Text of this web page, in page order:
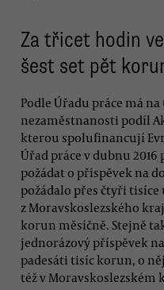
Za třicet hodin
šest set pět
Podle Úřadu práce má
nezaměstnanosti podíl
kterou spolufinancují
Úřad práce v dubnu
požádat o příspěvek na
požádalo přes čtyři tisíce
z Moravskoslezského
korun měsíčně. Stejně
jednorázový příspěvek
padesáti tisíc korun, o
též v Moravskoslezském